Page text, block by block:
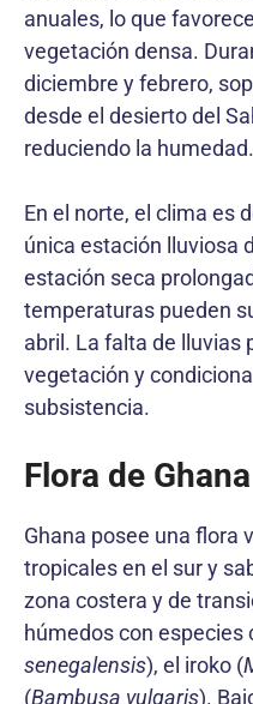
anuales, lo que
vegetación densa.
diciembre y febrero,
desde el desierto del
reduciendo la humedad.
En el norte, el clima es
única estación lluviosa
estación seca
temperaturas pueden
abril. La falta de lluvias
vegetación y
subsistencia.
Flora de Ghana
Ghana posee una flora
tropicales en el sur y
zona costera y de
húmedos con especies
senegalensis), el iroko (
(Bambusa vulgaris).